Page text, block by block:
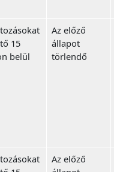
15
belül
Az előző
állapot
törlendő
Az előző